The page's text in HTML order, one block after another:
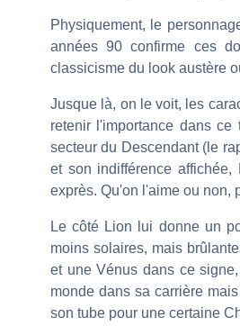
Physiquement, le
années 90 confirme ces
classicisme du look austère
Jusque là, on le voit, les
retenir l'importance dans
secteur du Descendant (le
et son indifférence
exprès. Qu'on l'aime ou non,
Le côté Lion lui donne un
moins solaires, mais
et une Vénus dans ce
monde dans sa carrière
son tube pour une certaine